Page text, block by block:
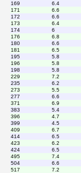
169
6.4
171
6.6
172
6.6
173
6.4
174
6
176
6.8
180
6.6
181
6.5
195
5.8
196
5.8
198
5.8
229
7.2
235
6.2
273
5.5
277
6.6
371
6.9
383
5.4
396
4.7
399
4.5
409
6.7
414
6.5
423
6.2
424
6.5
495
7.4
504
6.6
517
7.2